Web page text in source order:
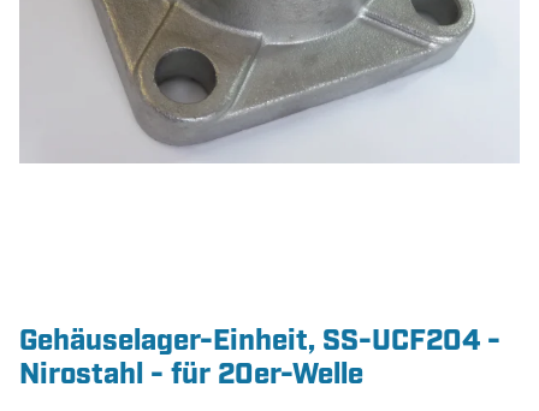
Gehäuselager-Einheit, SS-UCF204 -
Nirostahl - für 20er-Welle